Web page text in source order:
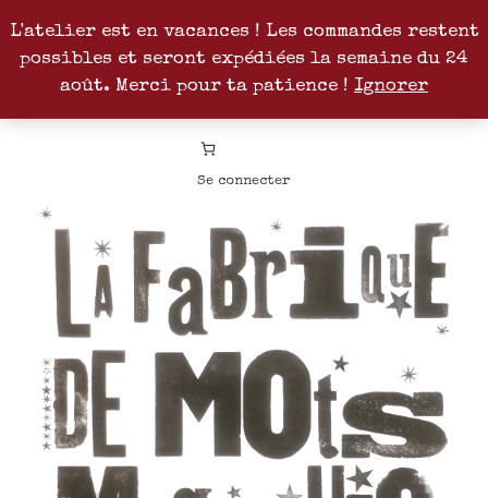
L'atelier est en vacances ! Les commandes restent
possibles et seront expédiées la semaine du 24
août. Merci pour ta patience ! Ignorer
InstagramPinterest Patreon
Se connecter